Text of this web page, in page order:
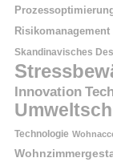
Risikomanagement
Skandinavisches
Innovation
Technologie